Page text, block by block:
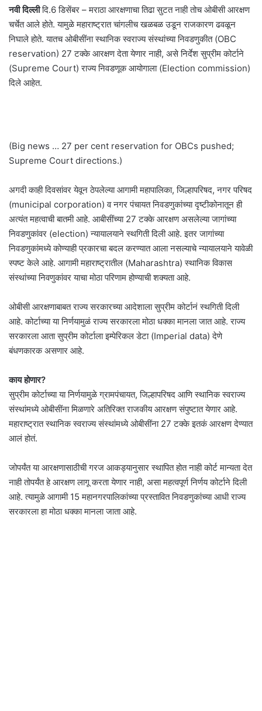
नवी दिल्लीदि.6 डिसेंबर – मराठा आरक्षणाचा तिढा सुटत नाही तोच ओबीसी आरक्षण
चर्चेत आले होते. यामुळे महाराष्ट्रात चांगलीच खळबळ उडून राजकारण ढवळून
निघाले होते. यातच ओबीसींना स्थानिक स्वराज्य संस्थांच्या निवडणुकीत (OBC
reservation) 27 टक्के आरक्षण देता येणार नाही, असे निर्देश सुप्रीम कोर्टाने
(Supreme Court) राज्य निवडणूक आयोगाला (Election commission)
दिले आहेत.
(Big news … 27 per cent reservation for OBCs pushed;
Supreme Court directions.)
अगदी काही दिवसांवर येवून ठेपलेल्या आगामी महापालिका, जिल्हापरिषद, नगर परिषद
(municipal corporation) व नगर पंचायत निवडणुकांच्या दृष्टीकोनातून ही
अत्यंत महत्वाची बातमी आहे. आबीसींच्या 27 टक्के आरक्षण असलेल्या जागांच्या
निवडणुकांवर (election) न्यायालयाने स्थगिती दिली आहे. इतर जागांच्या
निवडणुकांमध्ये कोण्याही प्रकारचा बदल करण्यात आला नसल्याचे न्यायालयाने यावेळी
स्पष्ट केले आहे. आगामी महाराष्ट्रातील (Maharashtra) स्थानिक विकास
संस्थांच्या निवणुकांवर याचा मोठा परिणाम होण्याची शक्यता आहे.
ओबीसी आरक्षणाबाबत राज्य सरकारच्या आदेशाला सुप्रीम कोर्टानं स्थगिती दिली
आहे. कोर्टाच्या या निर्णयामुळं राज्य सरकारला मोठा धक्का मानला जात आहे. राज्य
सरकारला आता सुप्रीम कोर्टाला इम्पेरिकल डेटा (Imperial data) देणे
बंधणकारक असणार आहे.
काय होणार?
सुप्रीम कोर्टाच्या या निर्णयामुळे ग्रामपंचायत, जिल्हापरिषद आणि स्थानिक स्वराज्य
संस्थांमध्ये ओबीसींना मिळणारे अतिरिक्त राजकीय आरक्षण संपुष्टात येणार आहे.
महाराष्ट्रात स्थानिक स्वराज्य संस्थांमध्ये ओबीसींना 27 टक्के इतकं आरक्षण देण्यात
आलं होतं.
जोपर्यंत या आरक्षणासाठीची गरज आकड्यानुसार स्थापित होत नाही कोर्ट मान्यता देत
नाही तोपर्यंत हे आरक्षण लागू करता येणार नाही, असा महत्वपूर्ण निर्णय कोर्टाने दिली
आहे. त्यामुळे आगामी 15 महानगरपालिकांच्या प्रस्तावित निवडणुकांच्या आधी राज्य
सरकारला हा मोठा धक्का मानला जाता आहे.